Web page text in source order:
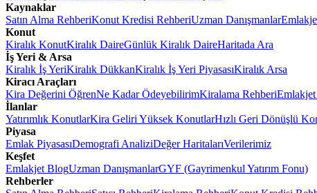
Kaynaklar
Satın Alma RehberiKonut Kredisi RehberiUzman Danışmanlar
Konut
Kiralık KonutKiralık DaireGünlük Kiralık DaireHaritada Ara
İş Yeri & Arsa
Kiralık İş YeriKiralık DükkanKiralık İş Yeri PiyasasıKiralık Arsa
Kiracı Araçları
Kira Değerini ÖğrenNe Kadar ÖdeyebilirimKiralama Rehberi
İlanlar
Yatırımlık KonutlarKira Geliri Yüksek KonutlarHızlı Geri Dönüşlü
Piyasa
Emlak PiyasasıDemografi AnaliziDeğer HaritalarıVerilerimiz
Keşfet
Emlakjet BlogUzman DanışmanlarGYF (Gayrimenkul Yatırım Fonu)
Rehberler